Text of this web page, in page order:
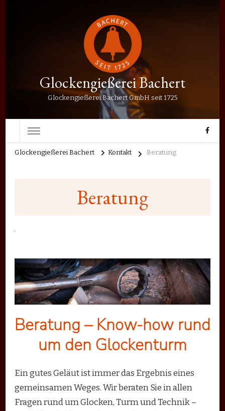
Glockengießerei Bachert
Glockengießerei Bachert GmbH seit 1725
Glockengießerei Bachert Kontakt Beratung
Beratung
Beratung – Know-how rund
um den Glockenturm
Ein gutes Geläut ist immer das Ergebnis eines
gemeinsamen Weges. Wir beraten Sie in allen
Fragen rund um Glocken, Turm und Technik –